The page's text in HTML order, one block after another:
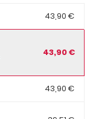
43,90 €
43,90 €
43,90 €